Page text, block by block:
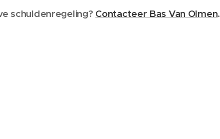
schuldenregeling? Contacteer Bas Van Olmen.